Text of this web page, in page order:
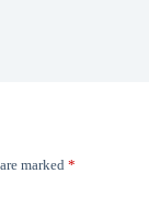
marked*